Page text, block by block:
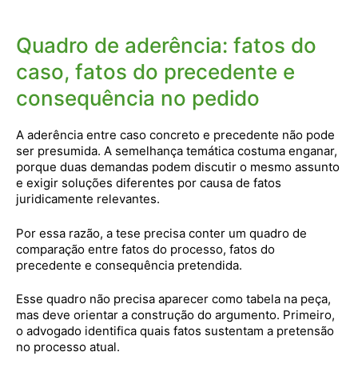
Quadro de aderência: fatos do
caso, fatos do precedente e
consequência no pedido
A aderência entre caso concreto e precedente não pode
ser presumida. A semelhança temática costuma enganar,
porque duas demandas podem discutir o mesmo assunto
e exigir soluções diferentes por causa de fatos
juridicamente relevantes.
Por essa razão, a tese precisa conter um quadro de
comparação entre fatos do processo, fatos do
precedente e consequência pretendida.
Esse quadro não precisa aparecer como tabela na peça,
mas deve orientar a construção do argumento. Primeiro,
o advogado identifica quais fatos sustentam a pretensão
no processo atual.